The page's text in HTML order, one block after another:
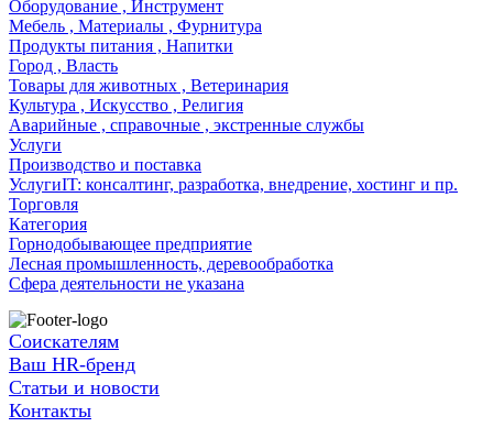
Оборудование , Инструмент
Мебель , Материалы , Фурнитура
Продукты питания , Напитки
Город , Власть
Товары для животных , Ветеринария
Культура , Искусство , Религия
Аварийные , справочные , экстренные службы
Услуги
Производство и поставка
УслугиIT: консалтинг, разработка, внедрение, хостинг и пр.
Торговля
Категория
Горнодобывающее предприятие
Лесная промышленность, деревообработка
Сфера деятельности не указана
Соискателям
Ваш HR-бренд
Статьи и новости
Контакты